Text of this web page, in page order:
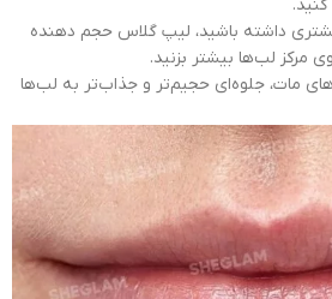
داشته باشید، لیپ گلاس حجم دهنده
مات، جلوه‌ای حجیم‌تر و جذاب‌تر به لب‌ها